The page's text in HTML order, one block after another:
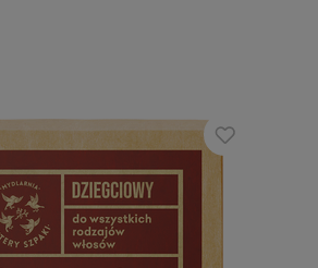
Lupulus
Album
Limon Peel
Benzoate,